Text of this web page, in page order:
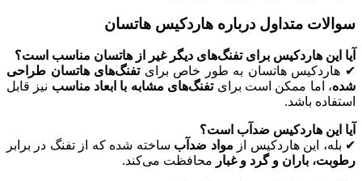
سوالات متداول درباره هاردکیس هاتسان
آیا این هاردکیس برای تفنگ‌های دیگر غیر از هاتسان مناسب است؟
✔ هاردکیس هاتسان به طور خاص برایتفنگ‌های هاتسان طراحی
شده، اما ممکن است برایتفنگ‌های مشابه با ابعاد مناسب نیز قابل
استفاده باشد.
آیا این هاردکیس ضدآب است؟
✔ بله، این هاردکیس از مواد ضدآب ساخته شده که از تفنگ در برابر
رطوبت، باران و گرد و غبار محافظت می‌کند.